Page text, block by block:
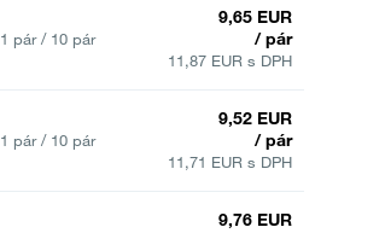
1 pár / 10 pár
9,65 EUR
/ pár
11,87 EUR s DPH
1 pár / 10 pár
9,52 EUR
/ pár
11,71 EUR s DPH
9,76 EUR